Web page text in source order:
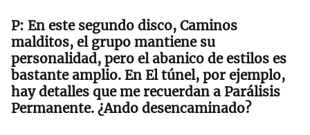
En este segundo disco, Caminos
malditos, el grupo mantiene su
personalidad, pero el abanico de estilos es
bastante amplio. En El túnel, por ejemplo,
hay detalles que me recuerdan a Parálisis
Permanente. ¿Ando desencaminado?